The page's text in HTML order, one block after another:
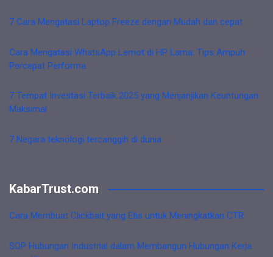
7 Cara Mengatasi Laptop Freeze dengan Mudah dan cepat
Cara Mengatasi WhatsApp Lemot di HP Lama: Tips Ampuh
Percepat Performa
7 Tempat Investasi Terbaik 2025 yang Menjanjikan Keuntungan
Maksimal
7 Negara teknologi tercanggih di dunia
KabarTrust.com
Cara Membuat Clickbait yang Etis untuk Meningkatkan CTR
SOP Hubungan Industrial dalam Membangun Hubungan Kerja